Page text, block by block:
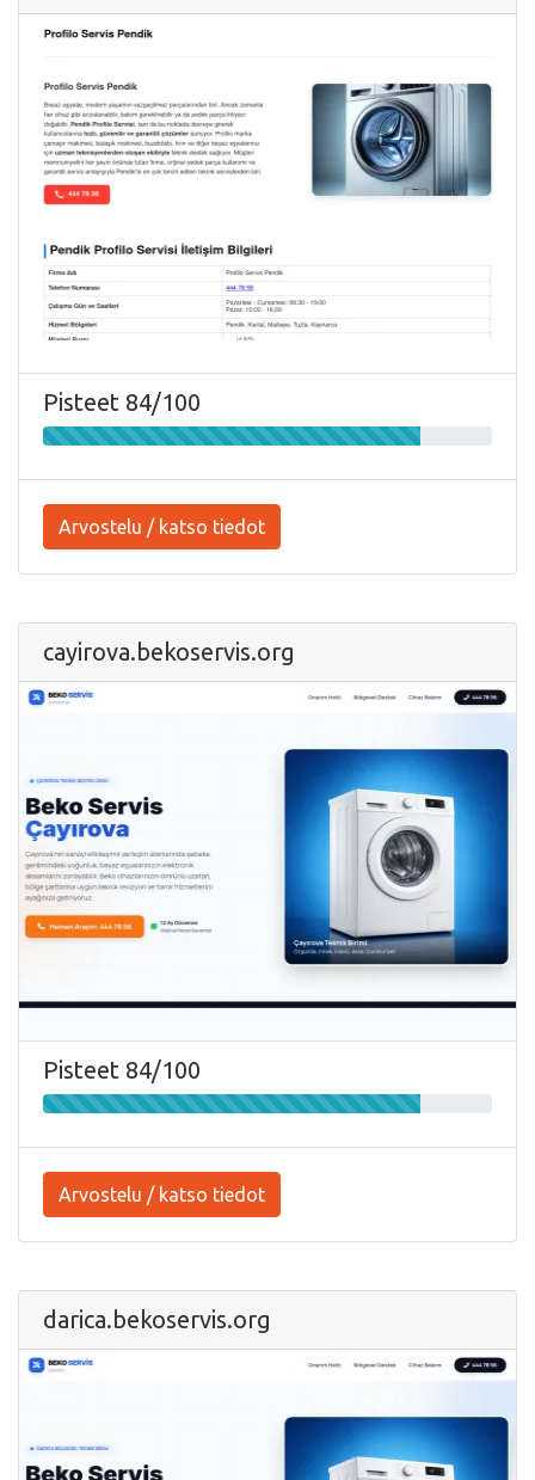
Pisteet 84/100
Arvostelu / katso tiedot
cayirova.bekoservis.org
Pisteet 84/100
Arvostelu / katso tiedot
darica.bekoservis.org